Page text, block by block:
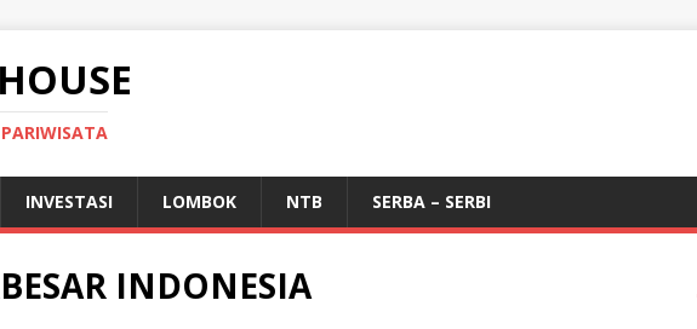
INVESTASI LOMBOK NTB SERBA – SERBI
INDONESIA